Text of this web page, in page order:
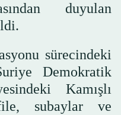
duyulan
sürecindeki
Demokratik
Kamışlı
subaylar ve